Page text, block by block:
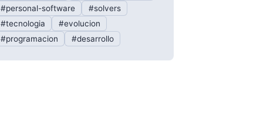
#personal-software
#solvers
#tecnologia
#evolucion
#programacion
#desarrollo